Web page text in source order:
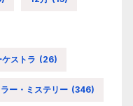
ケストラ (26)
ー・ミステリー (346)